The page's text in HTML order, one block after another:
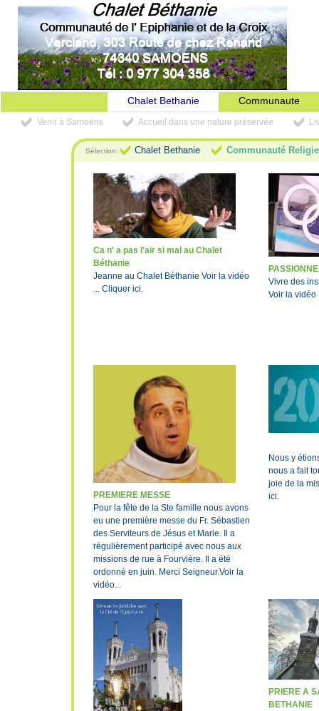
Chalet Bethanie Communaute
Venir à Samoëns Accueil dans une nature préservée
Sélection: Chalet Bethanie Communauté
Ca n' a pas l'air si mal au Chalet
Béthanie
Jeanne au Chalet Béthanie Voir la vidéo
... Cliquer ici.
Vivre des
Voir la vidéo
PREMIERE MESSE
Pour la fête de la Ste famille nous avons
eu une première messe du Fr. Sébastien
des Serviteurs de Jésus et Marie. Il a
régulièrement participé avec nous aux
missions de rue à Fourvière. Il a été
ordonné en juin. Merci Seigneur.Voir la
vidéo...
Nous y
nous a fait
joie de la
ici.
PRIERE A
BETHANIE